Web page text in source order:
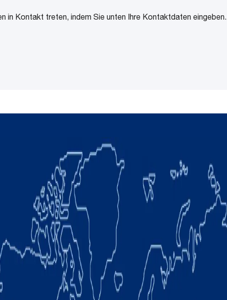
Robotic Vision-based Picking System
in Kontakt treten, indem Sie unten Ihre Kontaktdaten eingeben.